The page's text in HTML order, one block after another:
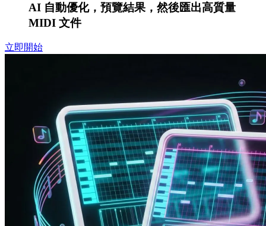
AI 自動優化，預覽結果，然後匯出高質量
MIDI 文件
立即開始